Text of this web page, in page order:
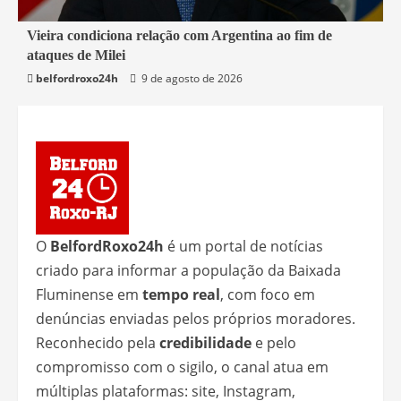
3 min read
Mundo
Vieira condiciona relação com Argentina ao fim de
ataques de Milei
belfordroxo24h
9 de agosto de 2026
O BelfordRoxo24h é um portal de notícias
criado para informar a população da Baixada
Fluminense em tempo real, com foco em
denúncias enviadas pelos próprios moradores.
Reconhecido pela credibilidade e pelo
compromisso com o sigilo, o canal atua em
múltiplas plataformas: site, Instagram,